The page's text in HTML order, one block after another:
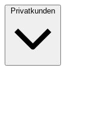
Privatkunden